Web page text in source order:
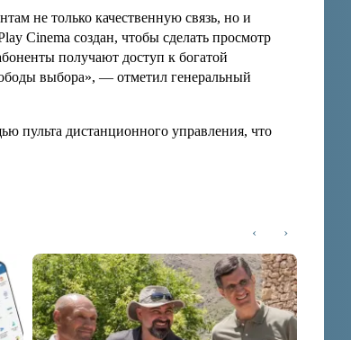
не только качественную связь, но и
Cinema создан, чтобы сделать просмотр
получают доступ к богатой
выбора», — отметил генеральный
пульта дистанционного управления, что
‹ ›